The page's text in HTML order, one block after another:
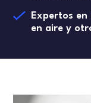
Expertos en
en aire y